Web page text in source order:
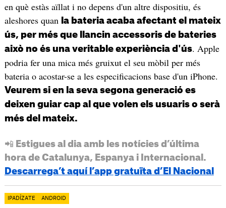
en què estàs aïllat i no depens d'un altre dispositiu, és
aleshores quan la bateria acaba afectant el mateix
ús, per més que llancin accessoris de bateries
això no és una veritable experiència d'ús. Apple
podria fer una mica més gruixut el seu mòbil per més
bateria o acostar-se a les especificacions base d'un iPhone.
Veurem si en la seva segona generació es
deixen guiar cap al que volen els usuaris o serà
més del mateix.
📲 Estigues al dia amb les notícies d’última
hora de Catalunya, Espanya i Internacional.
Descarrega’t aquí l’app gratuïta d’El Nacional
IPADÍZATE ANDROID